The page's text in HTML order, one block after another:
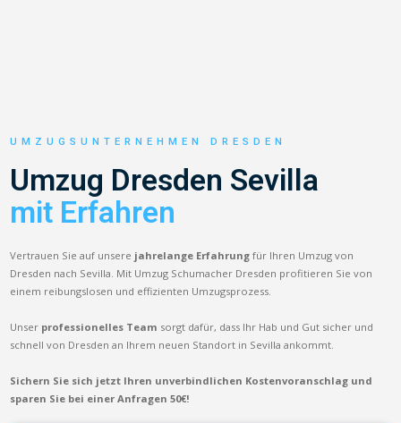
UMZUGSUNTERNEHMEN DRESDEN
Umzug Dresden Sevilla
mit Erfahren
Vertrauen Sie auf unsere jahrelange Erfahrung für Ihren Umzug von
Dresden nach Sevilla. Mit Umzug Schumacher Dresden profitieren Sie von
einem reibungslosen und effizienten Umzugsprozess.
Unser professionelles Team sorgt dafür, dass Ihr Hab und Gut sicher und
schnell von Dresden an Ihrem neuen Standort in Sevilla ankommt.
Sichern Sie sich jetzt Ihren unverbindlichen Kostenvoranschlag und
sparen Sie bei einer Anfragen 50€!